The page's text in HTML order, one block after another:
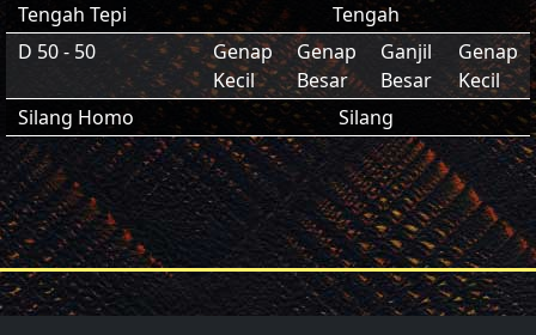
Tengah Tepi
Tengah
D 50 - 50
Genap
Kecil
Genap
Besar
Ganjil
Besar
Genap
Kecil
Silang Homo
Silang